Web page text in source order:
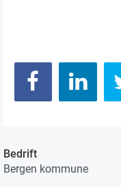
Bedrift
Bergen kommune